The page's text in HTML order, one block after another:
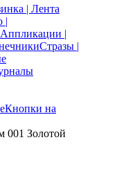
| Лента
|
Аппликации |
Стразы |
Кнопки на
001 Золотой